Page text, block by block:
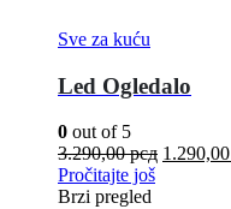
Sve za kuću
Led Ogledalo
0 out of 5
3.290,00рсд 1.290,00
Pročitajte još
Brzi pregled